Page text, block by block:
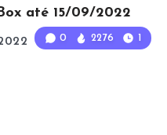
0 2276 1
até 15/09/2022
1 Min Read